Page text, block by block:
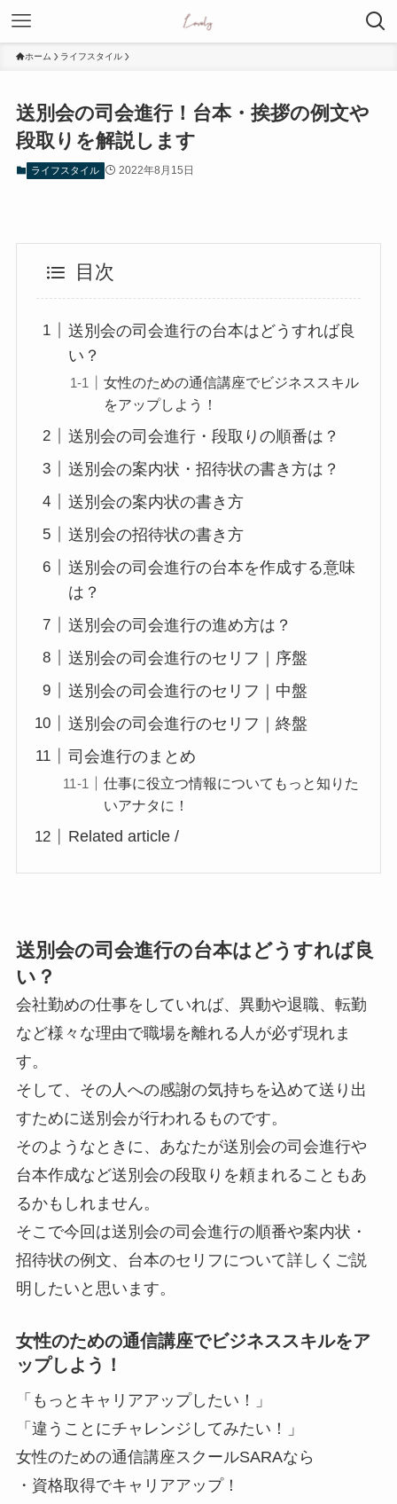
ホーム ライフスタイル
送別会の司会進行！台本・挨拶の例文や
段取りを解説します
ライフスタイル 2022年8月15日
目次
送別会の司会進行の台本はどうすれば良
い？
女性のための通信講座でビジネススキル
をアップしよう！
送別会の司会進行・段取りの順番は？
送別会の案内状・招待状の書き方は？
送別会の案内状の書き方
送別会の招待状の書き方
送別会の司会進行の台本を作成する意味
は？
送別会の司会進行の進め方は？
送別会の司会進行のセリフ｜序盤
送別会の司会進行のセリフ｜中盤
送別会の司会進行のセリフ｜終盤
司会進行のまとめ
仕事に役立つ情報についてもっと知りた
いアナタに！
Related article /
送別会の司会進行の台本はどうすれば良
い？
会社勤めの仕事をしていれば、異動や退職、転勤
など様々な理由で職場を離れる人が必ず現れま
す。
そして、その人への感謝の気持ちを込めて送り出
すために送別会が行われるものです。
そのようなときに、あなたが送別会の司会進行や
台本作成など送別会の段取りを頼まれることもあ
るかもしれません。
そこで今回は送別会の司会進行の順番や案内状・
招待状の例文、台本のセリフについて詳しくご説
明したいと思います。
女性のための通信講座でビジネススキルをア
ップしよう！
「もっとキャリアアップしたい！」
「違うことにチャレンジしてみたい！」
女性のための通信講座スクールSARAなら
・資格取得でキャリアアップ！